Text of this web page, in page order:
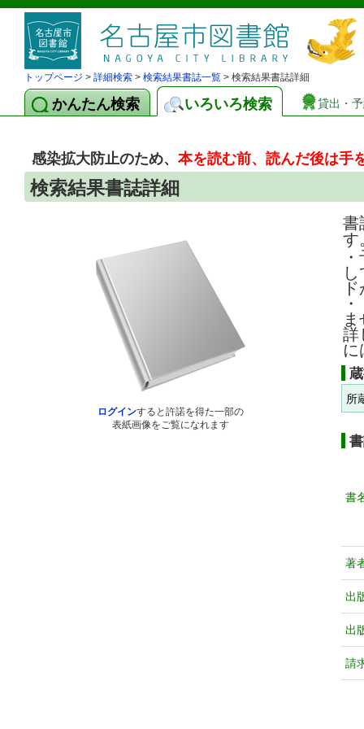
トップページ > 詳細検索 > 検索結果書誌一覧 > 検索結果書誌詳細
かんたん検索 いろいろ検索 貸出・
感染拡大防止のため、本を読む前、読んだ後は手
検索結果書誌詳細
ログインすると許諾を得た一部の
表紙画像をご覧になれます
書
す
詳
に
所
書
著
出
出
請